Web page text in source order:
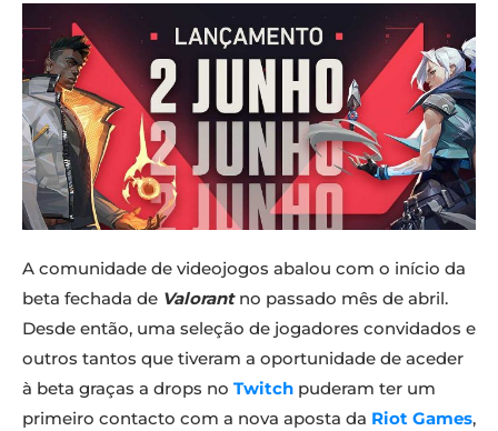
A comunidade de videojogos abalou com o início da
beta fechada de Valorant no passado mês de abril.
Desde então, uma seleção de jogadores convidados e
outros tantos que tiveram a oportunidade de aceder
à beta graças a drops no Twitch puderam ter um
primeiro contacto com a nova aposta da Riot Games,